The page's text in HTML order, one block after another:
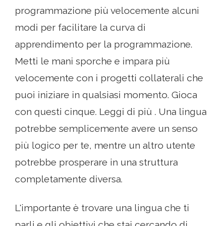
programmazione più velocemente alcuni
modi per facilitare la curva di
apprendimento per la programmazione.
Metti le mani sporche e impara più
velocemente con i progetti collaterali che
puoi iniziare in qualsiasi momento. Gioca
con questi cinque. Leggi di più . Una lingua
potrebbe semplicemente avere un senso
più logico per te, mentre un altro utente
potrebbe prosperare in una struttura
completamente diversa.
L'importante è trovare una lingua che ti